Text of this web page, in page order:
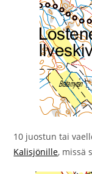
10 juostun tai
Kalisjönille, missä